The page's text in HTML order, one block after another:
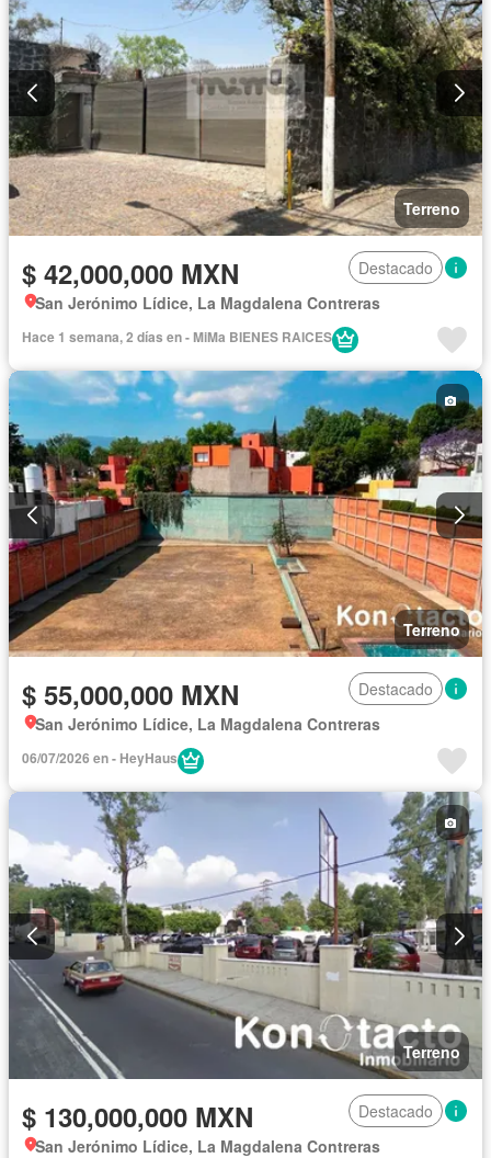
Terreno
$ 42,000,000 MXN
Destacado
San Jerónimo Lídice, La Magdalena Contreras
Hace 1 semana, 2 días en - MiMa BIENES RAICES
Terreno
$ 55,000,000 MXN
Destacado
San Jerónimo Lídice, La Magdalena Contreras
06/07/2026 en - HeyHaus
Terreno
$ 130,000,000 MXN
Destacado
San Jerónimo Lídice, La Magdalena Contreras